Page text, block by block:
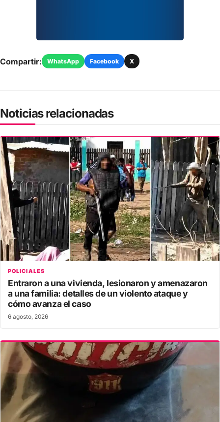
Compartir: WhatsApp Facebook X
Noticias relacionadas
POLICIALES
Entraron a una vivienda, lesionaron y amenazaron
a una familia: detalles de un violento ataque y
cómo avanza el caso
6 agosto, 2026